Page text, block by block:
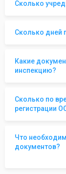
Сколько
Сколько дней
Какие
инспекцию?
Сколько по
регистрации
Что
документов?